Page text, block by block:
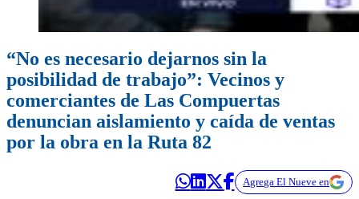
“No es necesario dejarnos sin la
posibilidad de trabajo”: Vecinos y
comerciantes de Las Compuertas
denuncian aislamiento y caída de ventas
por la obra en la Ruta 82
Agrega El Nueve en